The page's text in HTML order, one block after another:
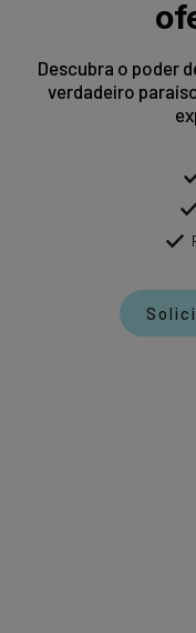
Descubra o poder
verdadeiro